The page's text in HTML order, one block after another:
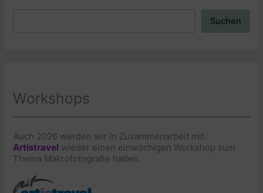
Suchen
Workshops
Auch 2026 werden wir in Zusammenarbeit mit
Artistravel wieder einen einwöchigen Workshop zum
Thema Makrofotografie halten.